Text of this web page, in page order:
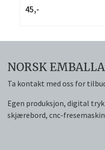
45,-
NORSK
Ta kontakt med oss for
Egen produksjon, digital
skjærebord, cnc-